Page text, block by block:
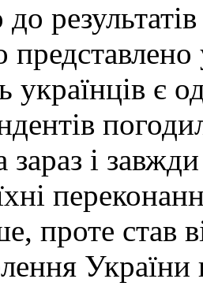
українців
зараз і
проте став